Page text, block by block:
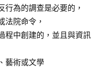
行為的調查是必要的，
法院命令，
程中創建的，並且與資訊
藝術或文學